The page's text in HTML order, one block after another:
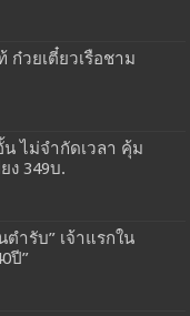
ก๋วยเตี๋ยวเรือชาม
ไม่จำกัดเวลา คุ้ม
ง 349บ.
ตำรับ” เจ้าแรกใน
ปี”